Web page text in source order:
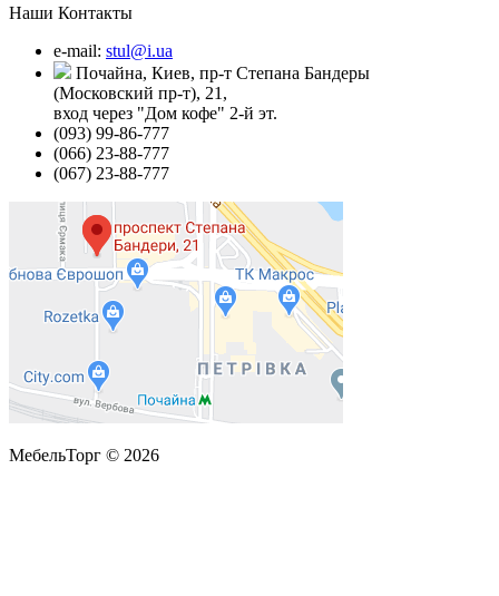
Наши Контакты
e-mail: stul@i.ua
Почайна, Киев, пр-т Степана Бандеры
(Московский пр-т), 21,
вход через "Дом кофе" 2-й эт.
(093) 99-86-777
(066) 23-88-777
(067) 23-88-777
МебельТорг © 2026